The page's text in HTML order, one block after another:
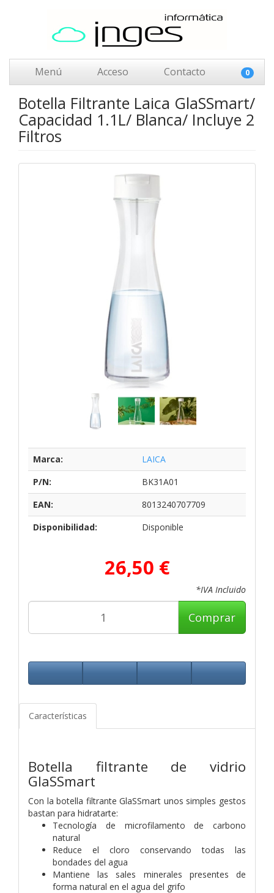
Menú Acceso Contacto 0
Botella Filtrante Laica GlaSSmart/
Capacidad 1.1L/ Blanca/ Incluye 2
Filtros
Marca:
LAICA
P/N:
BK31A01
EAN:
8013240707709
Disponibilidad:
Disponible
26,50 €
*IVA Incluido
Comprar
Características
Botella filtrante de vidrio
GlaSSmart
Con la botella filtrante GlaSSmart unos simples gestos
bastan para hidratarte:
Tecnología de microfilamento de carbono
natural
Reduce el cloro conservando todas las
bondades del agua
Mantiene las sales minerales presentes de
forma natural en el agua del grifo